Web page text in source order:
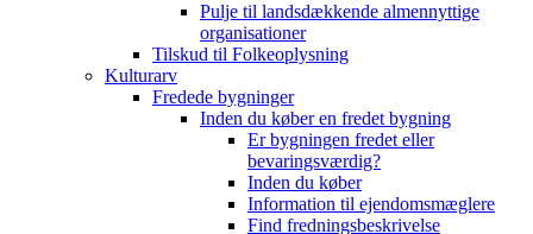
Pulje til landsdækkende almennyttige
organisationer
Tilskud til Folkeoplysning
Kulturarv
Fredede bygninger
Inden du køber en fredet bygning
Er bygningen fredet eller
bevaringsværdig?
Inden du køber
Information til ejendomsmæglere
Find fredningsbeskrivelse